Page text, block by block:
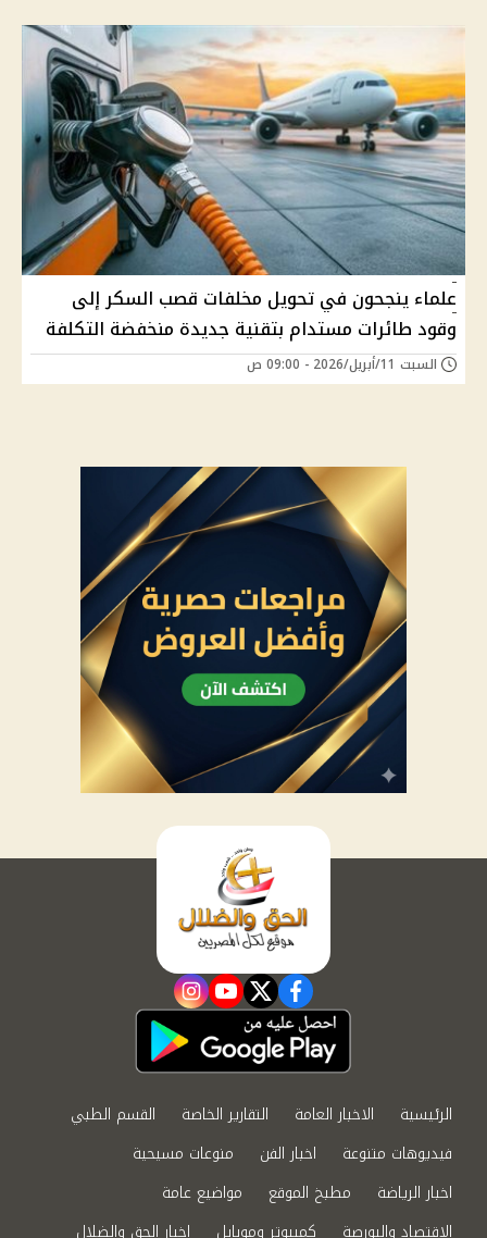
علماء ينجحون في تحويل مخلفات قصب السكر إلى
وقود طائرات مستدام بتقنية جديدة منخفضة التكلفة
السبت 11/أبريل/2026 - 09:00 ص
facebook
twitter
youtube
instagram
الرئيسية الاخبار العامة التقارير الخاصة
القسم الطبي
فيديوهات متنوعة
اخبار الفن
منوعات مسيحية
اخبار الرياضة
مطبخ الموقع
مواضيع عامة
الاقتصاد والبورصة
كمبيوتر وموبايل اخبار الحق والضلال